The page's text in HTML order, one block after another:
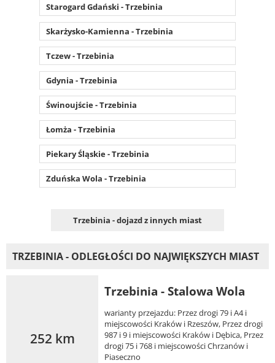
Starogard Gdański - Trzebinia
Skarżysko-Kamienna - Trzebinia
Tczew - Trzebinia
Gdynia - Trzebinia
Świnoujście - Trzebinia
Łomża - Trzebinia
Piekary Śląskie - Trzebinia
Zduńska Wola - Trzebinia
Trzebinia - dojazd z innych miast
TRZEBINIA - ODLEGŁOŚCI DO NAJWIĘKSZYCH MIAST
252 km
Trzebinia - Stalowa Wola
warianty przejazdu: Przez drogi 79 i A4 i
miejscowości Kraków i Rzeszów, Przez drogi
987 i 9 i miejscowości Kraków i Dębica, Przez
drogi 75 i 768 i miejscowości Chrzanów i
Piaseczno